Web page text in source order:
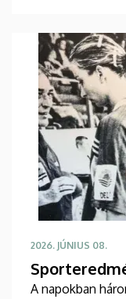
2026. JÚNIUS 08.
A napokban